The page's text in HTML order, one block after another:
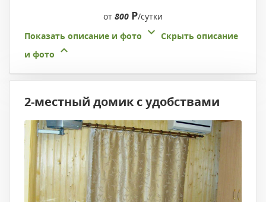
от 800 Р/сутки
Показать описание и фото
Скрыть описание
и фото
2-местный домик с удобствами